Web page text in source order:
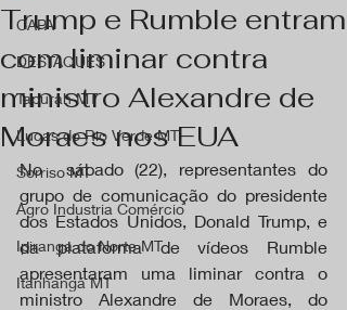
CAPA
DESTAQUES
Tapurah MT
Lucas do Rio Verde MT
Sorriso MT
Agro Industria Comércio
Ipiranga do Norte MT
Itanhangá MT
Trump e Rumble entram
com liminar contra
ministro Alexandre de
Moraes nos EUA
No  sábado (22), representantes do
grupo de comunicação do presidente
dos Estados Unidos, Donald Trump, e
da plataforma de vídeos Rumble
apresentaram uma liminar contra o
ministro Alexandre de Moraes, do